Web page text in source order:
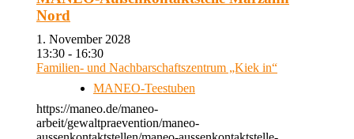
Nord
1. November 2028
13:30 - 16:30
Familien- und Nachbarschaftszentrum „Kiek in“
MANEO-Teestuben
https://maneo.de/maneo-
arbeit/gewaltpraevention/maneo-